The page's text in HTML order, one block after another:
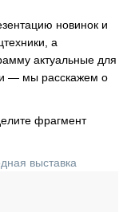
новинок и
а
актуальные для
— мы расскажем о
фрагмент
выставка